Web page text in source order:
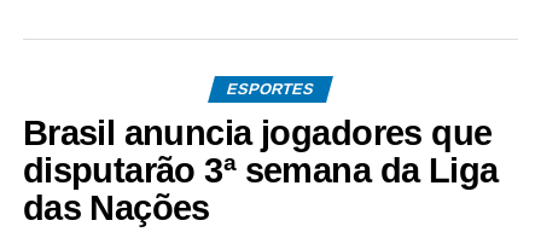
ESPORTES
Brasil anuncia jogadores que
disputarão 3ª semana da Liga
das Nações